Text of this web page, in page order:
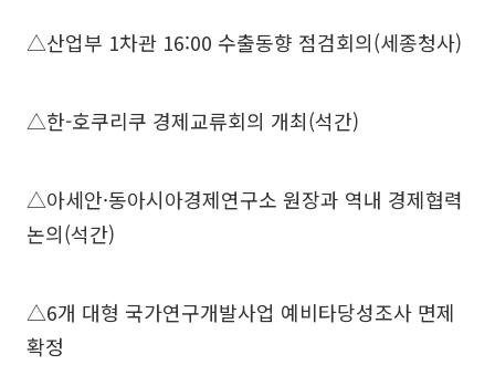
△산업부 1차관 16:00 수출동향 점검회의(세종청사)
△한-호쿠리쿠 경제교류회의 개최(석간)
△아세안·동아시아경제연구소 원장과 역내 경제협력
논의(석간)
△6개 대형 국가연구개발사업 예비타당성조사 면제
확정